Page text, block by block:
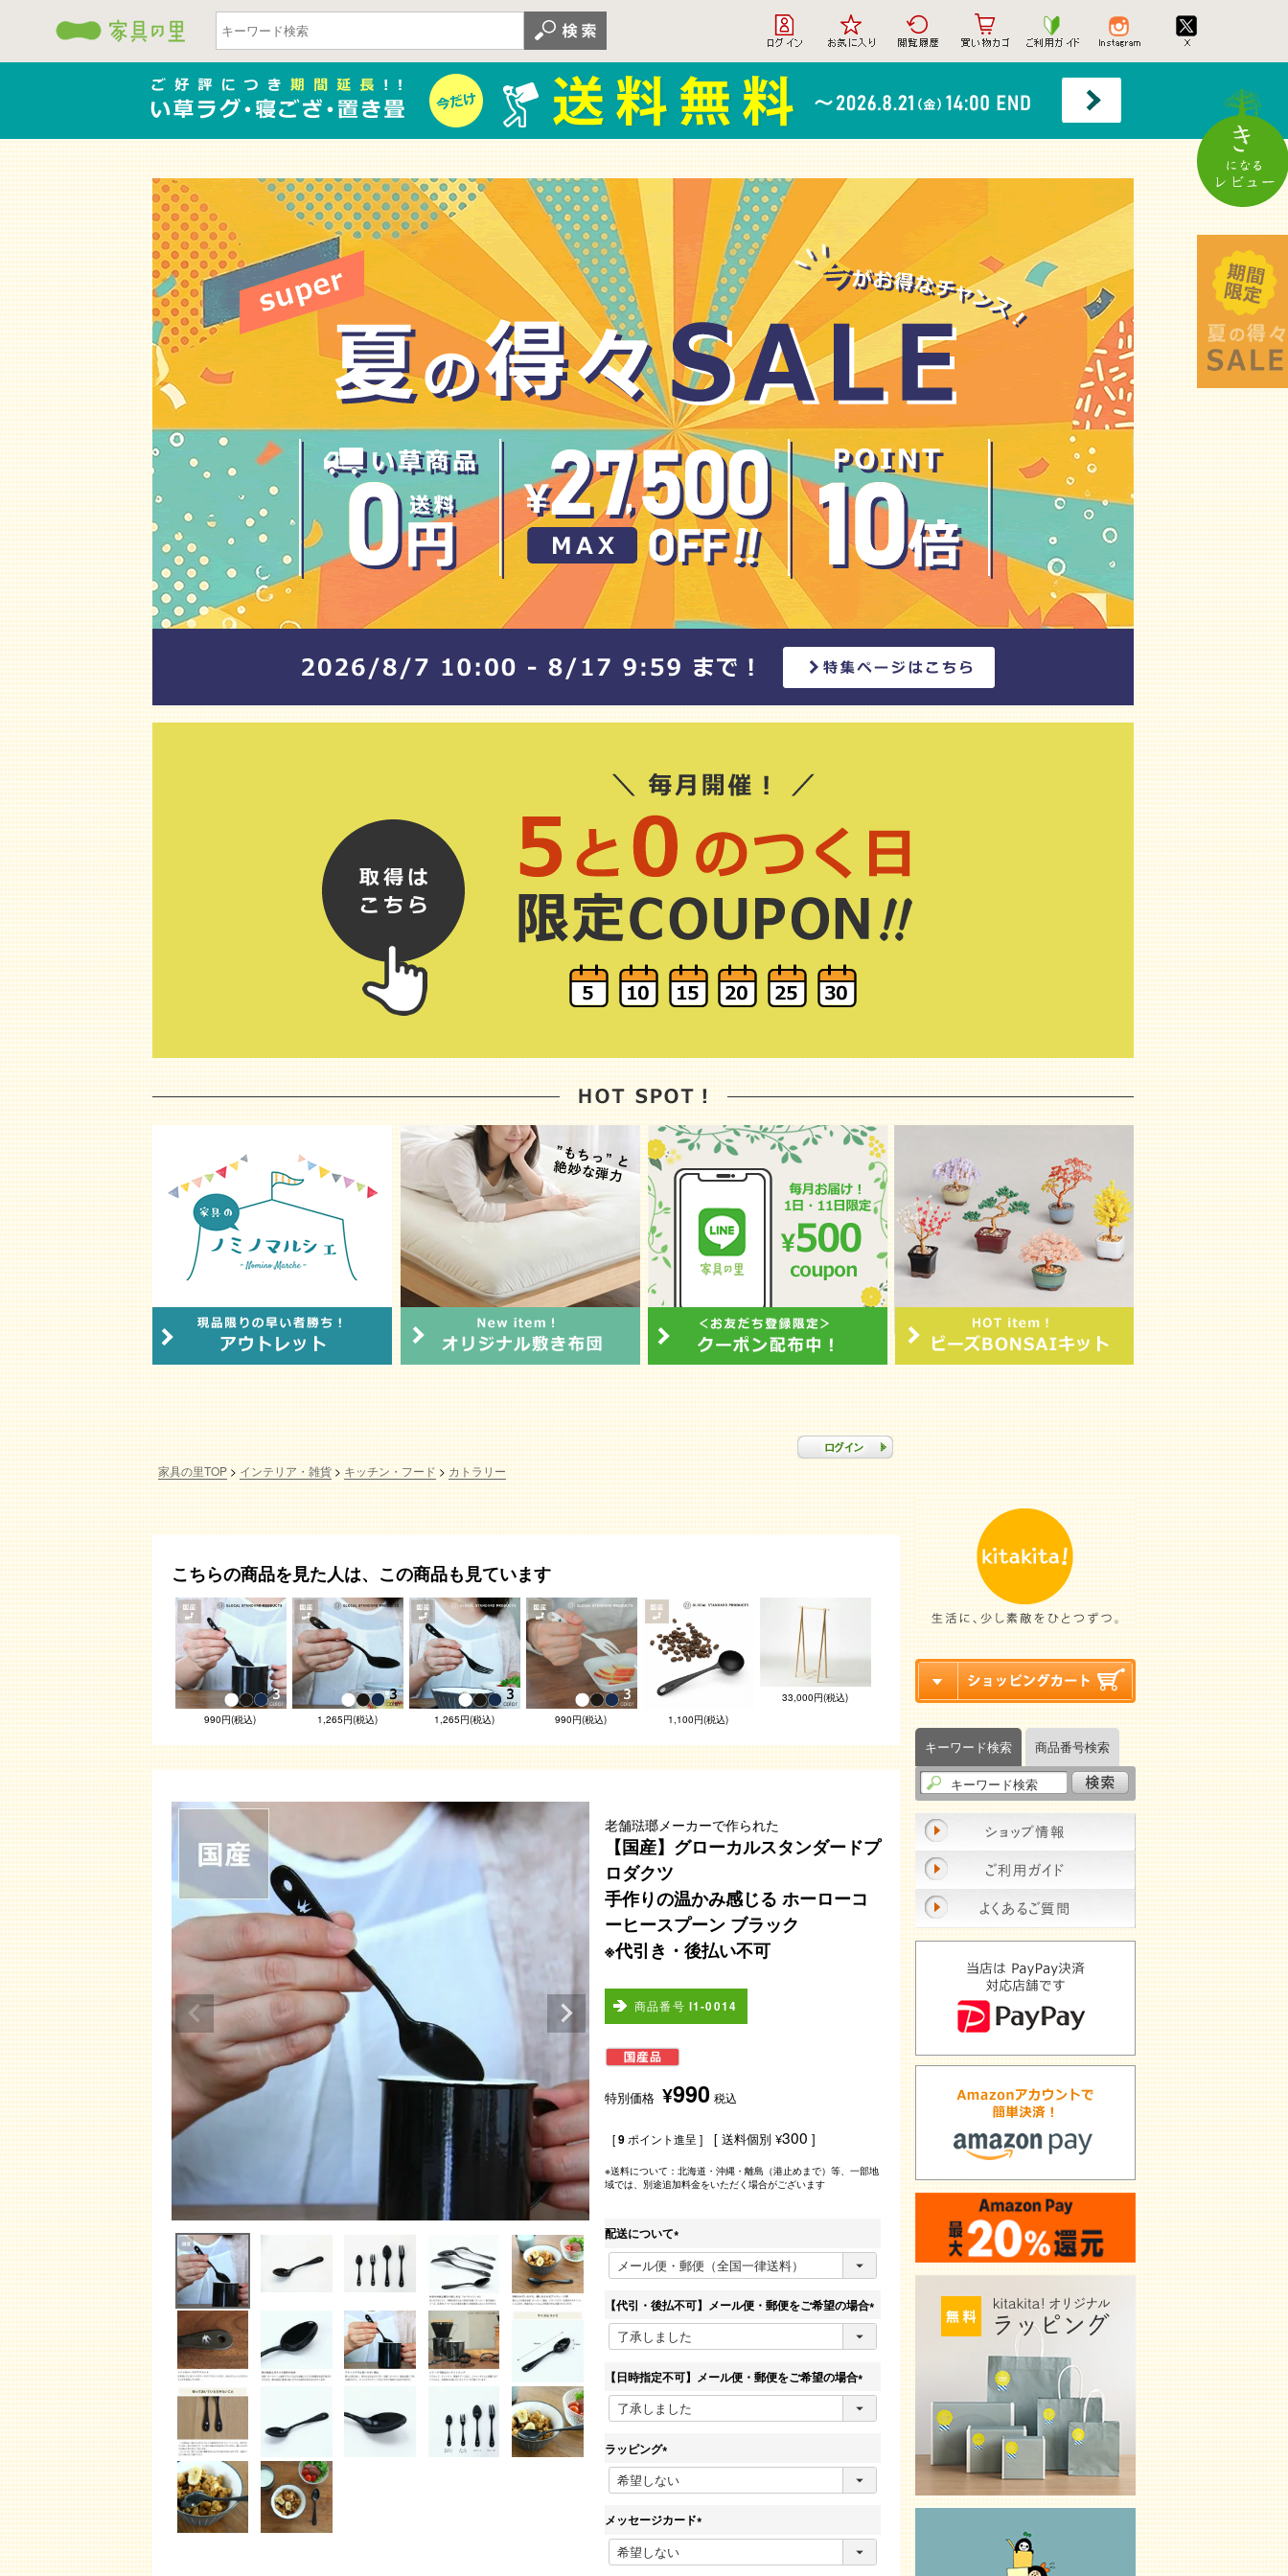
家具の里TOP インテリア・雑貨 キッチン・フード カトラリー
こちらの商品を見た人は、この商品も見ています
990円(税込) 1,265円(税込) 1,265円(税込) 990円(税込) 1,100円(税込)
33,000円(税込)
老舗琺瑯メーカーで作られた
【国産】グローカルスタンダードプ
ロダクツ
手作りの温かみ感じる ホーローコ
ーヒースプーン ブラック
※代引き・後払い不可
商品番号 l1-0014
特別価格 ¥990 税込
[9 ポイント進呈 ] 送料個別 ¥300
※送料について：北海道・沖縄・離島（港止めまで）等、一部地
域では、別途追加料金をいただく場合がございます
配送について
(
必
須
)
【代引・後払不可】メール便・郵便をご希望の場合
(
須
【日時指定不可】メール便・郵便をご希望の場合
(
必
須
ラッピング
(
必
須
)
メッセージカード
(
須
キーワード検索 商品番号検索